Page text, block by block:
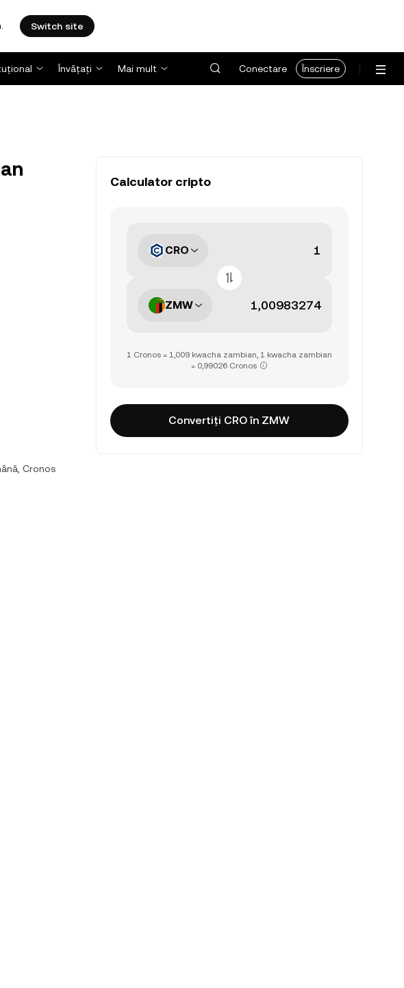
Switch site
Învățați Mai mult Conectare Înscriere
Cronos
Calculator cripto
CRO
ZMW
1 Cronos = 1,009 kwacha zambian, 1 kwacha zambian
= 0,99026 Cronos
Convertiți CRO în ZMW